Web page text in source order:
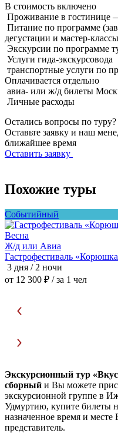
В стоимость включено
Проживание в гостинице
Питание по программе
дегустации и мастер-классы
Экскурсии по программе
Услуги гида-экскурсовода
транспортные услуги по
Оплачивается отдельно
авиа- или ж/д билеты
Личные расходы
Остались вопросы по туру?
Оставьте заявку и наш
ближайшее время
Оставить заявку
Похожие туры
Событийный
Весна
Ж/д или Авиа
Гастрофестиваль
3 дня / 2 ночи
от 12 300 ₽ / за 1 чел
Экскурсионный тур
сборный и Вы можете
экскурсионной группе в
Удмуртию, купите билеты
назначенное время и месте
представитель.